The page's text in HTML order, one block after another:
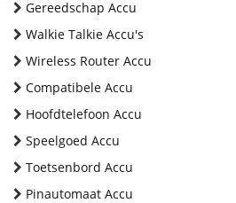
Gereedschap Accu
Walkie Talkie Accu's
Wireless Router Accu
Compatibele Accu
Hoofdtelefoon Accu
Speelgoed Accu
Toetsenbord Accu
Pinautomaat Accu